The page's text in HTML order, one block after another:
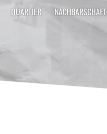
QUARTIER NACHBARSCHAFT